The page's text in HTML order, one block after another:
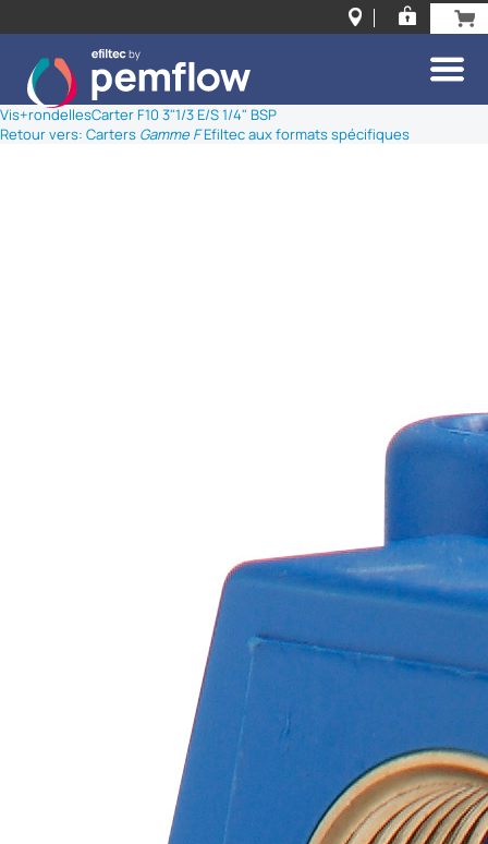
Vis+rondellesCarter F10 3"1/3 E/S 1/4" BSP
Retour vers: Carters Gamme FEfiltec aux formats spécifiques